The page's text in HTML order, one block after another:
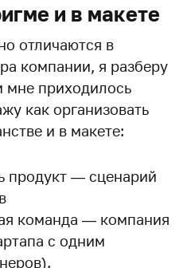
и в макете
отличаются в
компании, я разберу
мне приходилось
как организовать
и в макете:
продукт — сценарий
команда — компания
с одним